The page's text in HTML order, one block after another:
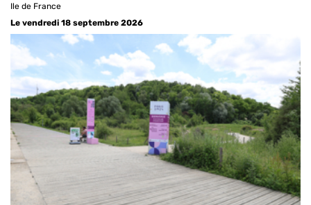
Ile de France
Le vendredi 18 septembre 2026